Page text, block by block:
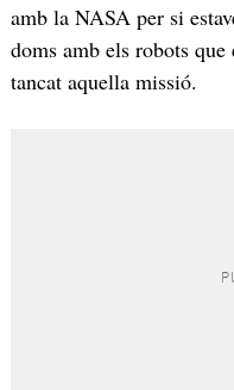
amb la NASA per si
doms amb els robots
tancat aquella missió.